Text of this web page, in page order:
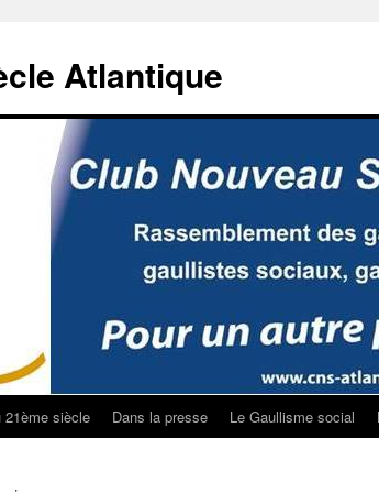
Atlantique
21ème siècle Dans la presse Le Gaullisme social